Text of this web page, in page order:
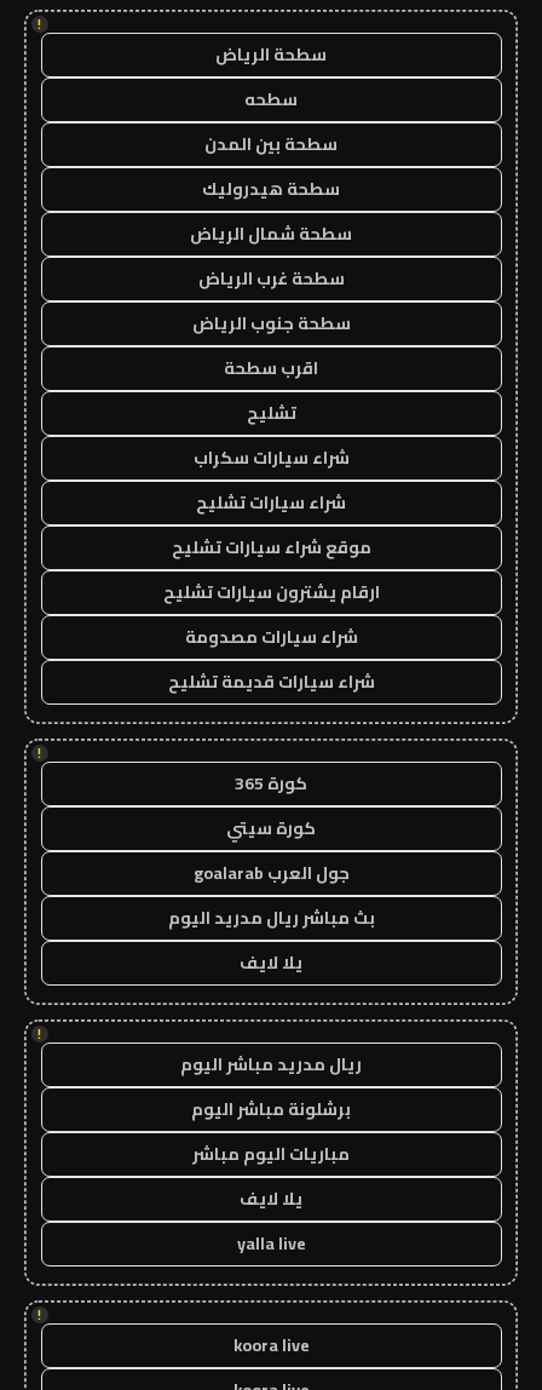
!
سطحة الرياض
سطحه
سطحة بين المدن
سطحة هيدروليك
سطحة شمال الرياض
سطحة غرب الرياض
سطحة جنوب الرياض
اقرب سطحة
تشليح
شراء سيارات سكراب
شراء سيارات تشليح
موقع شراء سيارات تشليح
ارقام يشترون سيارات تشليح
شراء سيارات مصدومة
شراء سيارات قديمة تشليح
!
كورة 365
كورة سيتي
جول العرب goalarab
بث مباشر ريال مدريد اليوم
يلا لايف
!
ريال مدريد مباشر اليوم
برشلونة مباشر اليوم
مباريات اليوم مباشر
يلا لايف
yalla live
!
koora live